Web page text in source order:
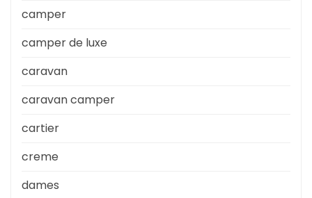
camper
camper de luxe
caravan
caravan camper
cartier
creme
dames